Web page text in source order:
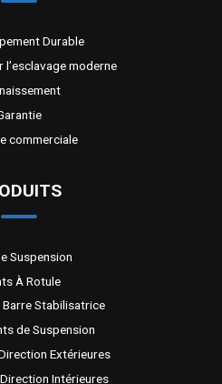
Durable
l’esclavage moderne
commerciale
Suspension
À Rotule
Barre Stabilisatrice
de Suspension
Extérieures
Intérieures